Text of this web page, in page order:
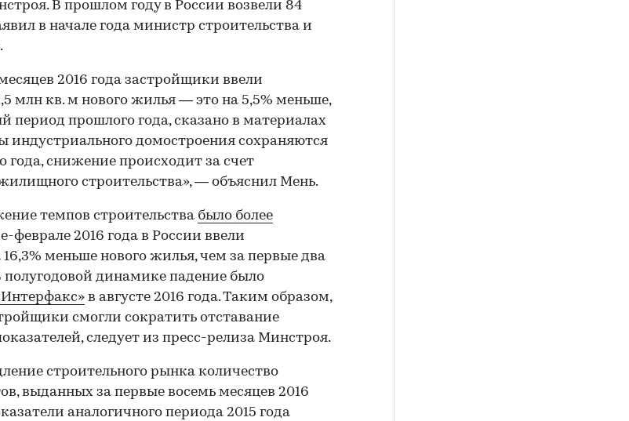
В прошлом году в России возвели 84
в начале года министр строительства и
2016 года застройщики ввели
млн кв. м нового жилья — это на 5,5% меньше,
период прошлого года, сказано в материалах
индустриального домостроения сохраняются
года, снижение происходит за счет
строительства», — объяснил Мень.
темпов строительства было более
феврале 2016 года в России ввели
меньше нового жилья, чем за первые два
полугодовой динамике падение было
в августе 2016 года. Таким образом,
смогли сократить отставание
следует из пресс-релиза Минстроя.
строительного рынка количество
выданных за первые восемь месяцев 2016
аналогичного периода 2015 года